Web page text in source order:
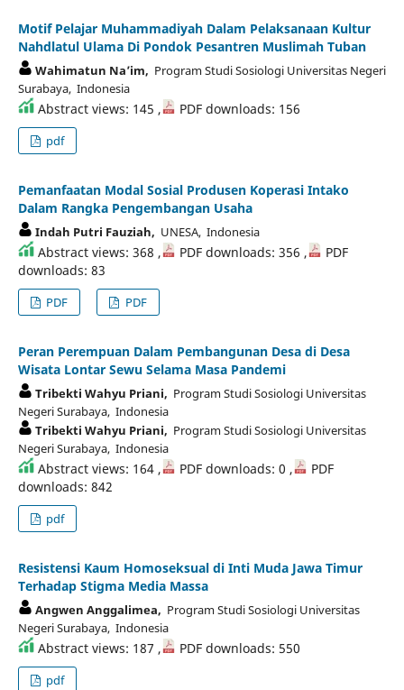
Motif Pelajar Muhammadiyah Dalam Pelaksanaan Kultur
Nahdlatul Ulama Di Pondok Pesantren Muslimah Tuban
Wahimatun Na’im, Program Studi Sosiologi Universitas Negeri
Surabaya, Indonesia
Abstract views: 145 , PDF downloads: 156
pdf
Pemanfaatan Modal Sosial Produsen Koperasi Intako
Dalam Rangka Pengembangan Usaha
Indah Putri Fauziah, UNESA, Indonesia
Abstract views: 368 , PDF downloads: 356 ,
PDF
downloads: 83
PDF PDF
Peran Perempuan Dalam Pembangunan Desa di Desa
Wisata Lontar Sewu Selama Masa Pandemi
Tribekti Wahyu Priani, Program Studi Sosiologi Universitas
Negeri Surabaya, Indonesia
Tribekti Wahyu Priani, Program Studi Sosiologi Universitas
Negeri Surabaya, Indonesia
Abstract views: 164 , PDF downloads: 0 ,
PDF
downloads: 842
pdf
Resistensi Kaum Homoseksual di Inti Muda Jawa Timur
Terhadap Stigma Media Massa
Angwen Anggalimea, Program Studi Sosiologi Universitas
Negeri Surabaya, Indonesia
Abstract views: 187 , PDF downloads: 550
pdf